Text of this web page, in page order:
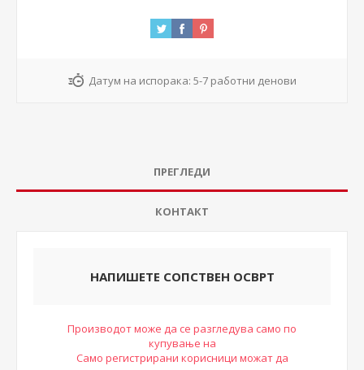
Датум на испорака: 5-7 работни денови
ПРЕГЛЕДИ
КОНТАКТ
НАПИШЕТЕ СОПСТВЕН ОСВРТ
Производот може да се разгледува само по
купување на
Само регистрирани корисници можат да